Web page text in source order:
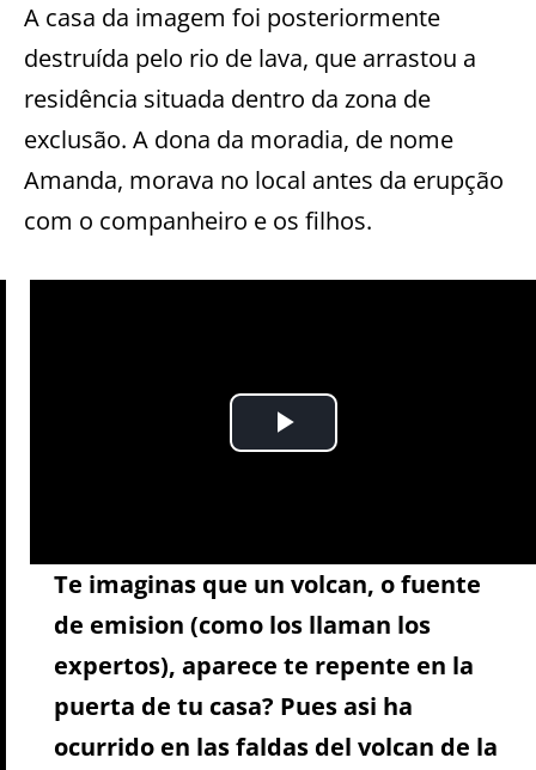
A casa da imagem foi posteriormente
destruída pelo rio de lava, que arrastou a
residência situada dentro da zona de
exclusão. A dona da moradia, de nome
Amanda, morava no local antes da erupção
com o companheiro e os filhos.
Te imaginas que un volcan, o fuente
de emision (como los llaman los
expertos), aparece te repente en la
puerta de tu casa? Pues asi ha
ocurrido en las faldas del volcan de la